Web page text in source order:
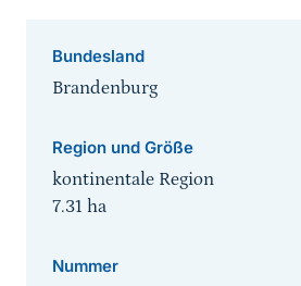
Bundesland
Brandenburg
Region und Größe
kontinentale Region
7.31 ha
Nummer